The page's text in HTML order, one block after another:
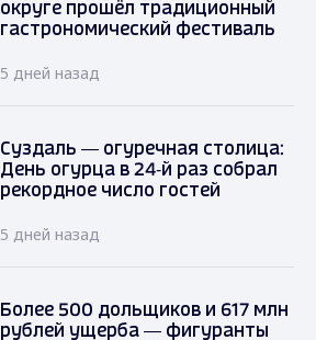
округе прошёл традиционный
гастрономический фестиваль
5 дней назад
Суздаль — огуречная столица:
День огурца в 24‑й раз собрал
рекордное число гостей
5 дней назад
Более 500 дольщиков и 617 млн
рублей ущерба — фигуранты